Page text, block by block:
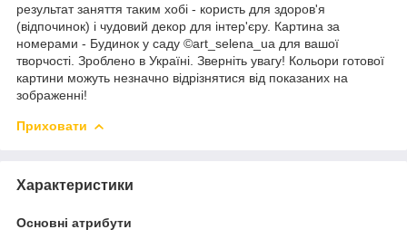
результат заняття таким хобі - користь для здоров'я
(відпочинок) і чудовий декор для інтер'єру. Картина за
номерами - Будинок у саду ©art_selena_ua для вашої
творчості. Зроблено в Україні. Зверніть увагу! Кольори готової
картини можуть незначно відрізнятися від показаних на
зображенні!
Приховати
Характеристики
Основні атрибути